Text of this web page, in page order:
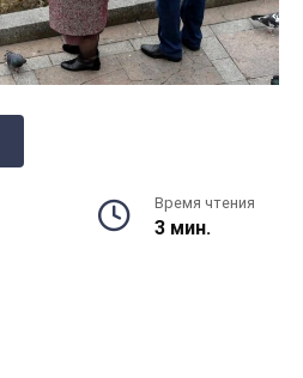
Время чтения
3 мин.